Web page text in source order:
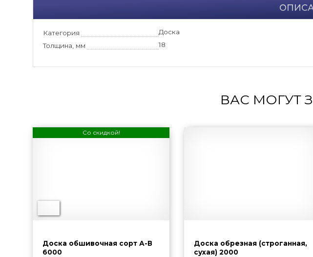
Категория Доска
Толщина, мм
18
ВАС МОГУТ
Со скидкой!
Доска обшивочная сорт А-В
6000
Доска обрезная (строганная,
сухая) 2000